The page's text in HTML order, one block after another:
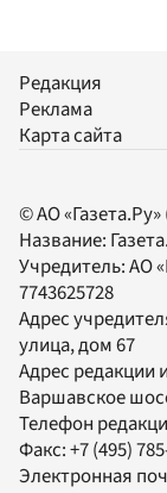
Редакция
Реклама
Карта сайта
© АО
Название:
Учредитель:АО
7743625728
Адрес
улица, дом 67
Адрес редакции
Варшавское
Телефон
Факс:+7 (495)
Электронная